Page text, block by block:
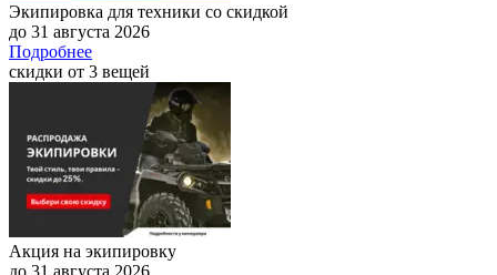
Экипировка для техники со скидкой
до 31 августа 2026
Подробнее
скидки от 3 вещей
Акция на экипировку
до 31 августа 2026